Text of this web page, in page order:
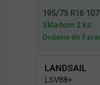
195/75 R16
Skladom 2 ks
Dodanie do 3
LANDSAIL
LSV88+